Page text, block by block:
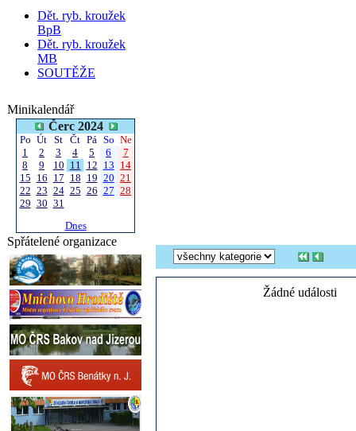
Dět. ryb. kroužek
BpB
Dět. ryb. kroužek
MB
SOUTĚŽE
Minikalendář
Čerc 2024
Po Út St Čt Pá So Ne
1
2 3 4 5 6
7
8
9 10 11 12 13 14
15 16 17 18 19 20 21
22 23 24 25 26 27 28
29 30 31
Dnes
Spřátelené organizace
Žádné události